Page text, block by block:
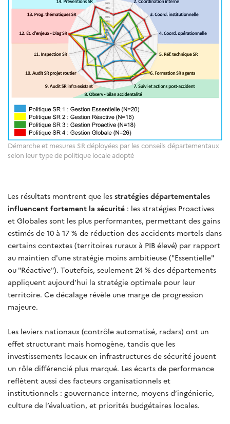
Démarche et mesures SR déployées par les conseils départementaux
selon leur type de politique locale adopté
Les résultats montrent que les stratégies départementales
influencent fortement la sécurité : les stratégies Proactives
et Globales sont les plus performantes, permettant des gains
estimés de 10 à 17 % de réduction des accidents mortels dans
certains contextes (territoires ruraux à PIB élevé) par rapport
au maintien d'une stratégie moins ambitieuse ("Essentielle"
ou "Réactive"). Toutefois, seulement 24 % des départements
appliquent aujourd’hui la stratégie optimale pour leur
territoire. Ce décalage révèle une marge de progression
majeure.
Les leviers nationaux (contrôle automatisé, radars) ont un
effet structurant mais homogène, tandis que les
investissements locaux en infrastructures de sécurité jouent
un rôle différencié plus marqué. Les écarts de performance
reflètent aussi des facteurs organisationnels et
institutionnels : gouvernance interne, moyens d’ingénierie,
culture de l’évaluation, et priorités budgétaires locales.